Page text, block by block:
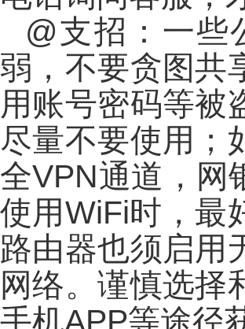
@支招：一些
弱，不要贪图共
用账号密码等被
尽量不要使用；
全VPN通道，网
使用WiFi时，最
路由器也须启用
网络。谨慎选择
手机APP等途径